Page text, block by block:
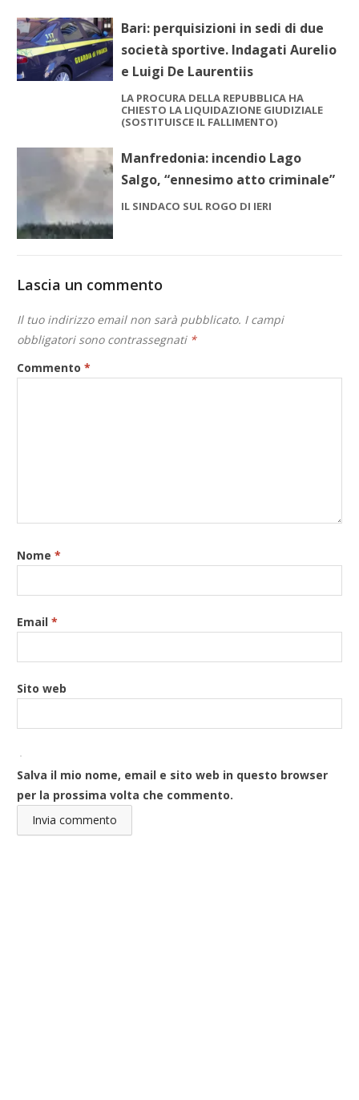
Bari: perquisizioni in sedi di due
società sportive. Indagati Aurelio
e Luigi De Laurentiis
LA PROCURA DELLA REPUBBLICA HA
CHIESTO LA LIQUIDAZIONE GIUDIZIALE
(SOSTITUISCE IL FALLIMENTO)
Manfredonia: incendio Lago
Salgo, “ennesimo atto criminale”
IL SINDACO SUL ROGO DI IERI
Lascia un commento
Il tuo indirizzo email non sarà pubblicato. I campi
obbligatori sono contrassegnati *
Commento*
Nome*
Email*
Sito web
Salva il mio nome, email e sito web in questo browser
per la prossima volta che commento.